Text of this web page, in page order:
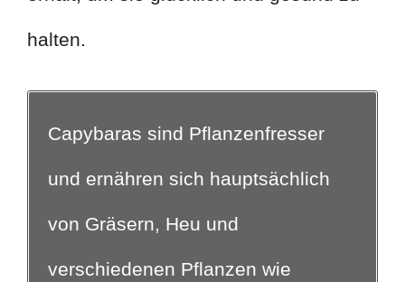
halten.
Capybaras sind Pflanzenfresser
und ernähren sich hauptsächlich
von Gräsern, Heu und
verschiedenen Pflanzen wie